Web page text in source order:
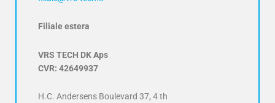
Filiale estera
VRS TECH DK Aps
CVR: 42649937
H.C. Andersens Boulevard 37, 4 th